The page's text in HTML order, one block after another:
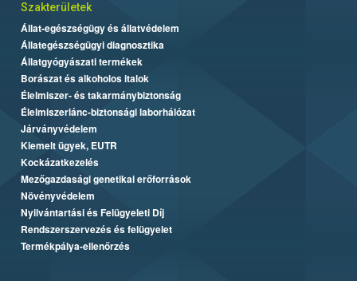
Szakterületek
Állat-egészségügy és állatvédelem
Állategészségügyi diagnosztika
Állatgyógyászati termékek
Borászat és alkoholos italok
Élelmiszer- és takarmánybiztonság
Élelmiszerlánc-biztonsági laborhálózat
Járványvédelem
Kiemelt ügyek, EUTR
Kockázatkezelés
Mezőgazdasági genetikai erőforrások
Növényvédelem
Nyilvántartási és Felügyeleti Díj
Rendszerszervezés és felügyelet
Termékpálya-ellenőrzés